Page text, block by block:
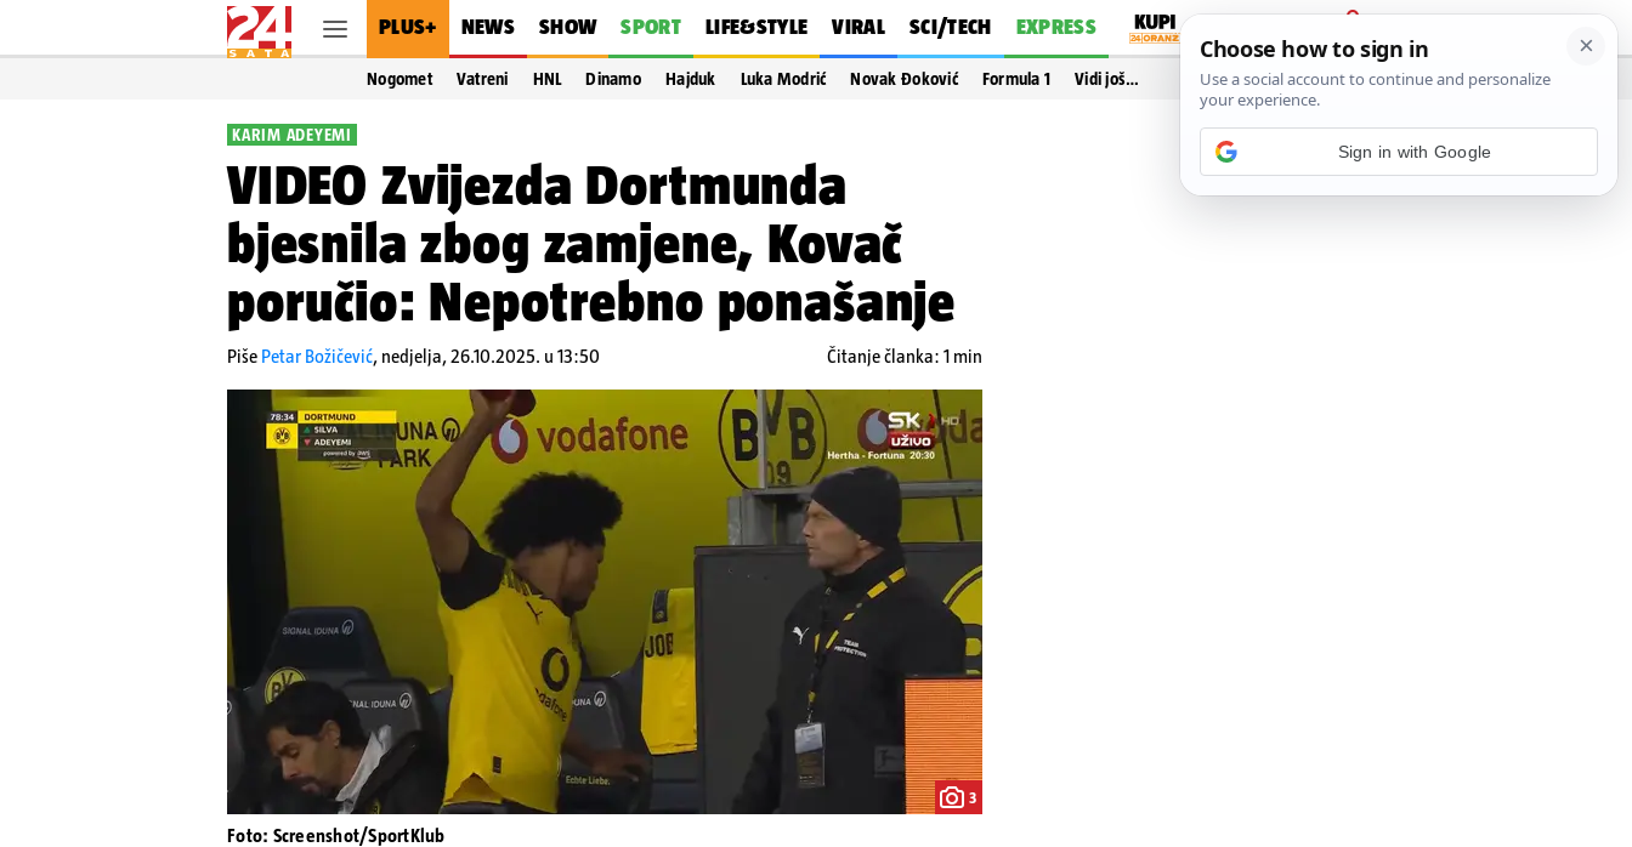
PLUS+ NEWS SHOW SPORT LIFE&STYLE VIRAL SCI/TECH EXPRESS
PRIJAVA
Nogomet Vatreni HNL Dinamo Hajduk Luka Modrić Novak Đoković Formula 1 Vidi još…
KARIM ADEYEMI
VIDEO Zvijezda Dortmunda
bjesnila zbog zamjene, Kovač
poručio: Nepotrebno ponašanje
Piše Petar Božičević, nedjelja, 26.10.2025. u 13:50 Čitanje članka: 1 min
3
Foto: Screenshot/SportKlub
Sign in with Google